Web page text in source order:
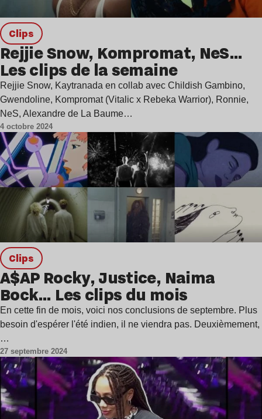
clips
Rejjie Snow, Kompromat, NeS…
Les clips de la semaine
Rejjie Snow, Kaytranada en collab avec Childish Gambino,
Gwendoline, Kompromat (Vitalic x Rebeka Warrior), Ronnie,
NeS, Alexandre de La Baume…
4 octobre 2024
clips
A$AP Rocky, Justice, Naima
Bock… Les clips du mois
En cette fin de mois, voici nos conclusions de septembre. Plus
besoin d'espérer l'été indien, il ne viendra pas. Deuxièmement,
…
27 septembre 2024